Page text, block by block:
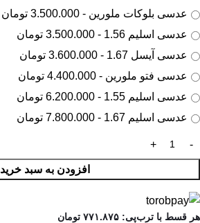
عدسی بلوکات ملورین - 3.500.000 تومان
عدسی اسلیم 1.56 - 3.500.000 تومان
عدسی آیسل 1.67 - 3.600.000 تومان
عدسی فتو ملورین - 4.400.000 تومان
عدسی اسلیم 1.55 - 6.200.000 تومان
عدسی اسلیم 1.67 - 7.800.000 تومان
افزودن به سبد خرید
هر قسط با ترب‌پی: ۷۷۱.۸۷۵ تومان